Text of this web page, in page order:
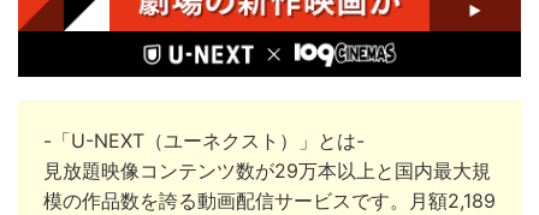
-「U-NEXT（ユーネクスト）」とは-
見放題映像コンテンツ数が29万本以上と国内最大規
模の作品数を誇る動画配信サービスです。月額2,189